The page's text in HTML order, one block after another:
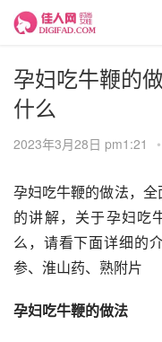
孕妇吃牛鞭的
什么
2023年3月28日 pm1:21 •
孕妇吃牛鞭的做法，
的讲解，关于孕妇吃
么，请看下面详细的
参、淮山药、熟附片
孕妇吃牛鞭的做法